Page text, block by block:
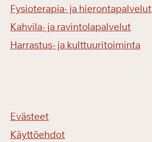
Fysioterapia- ja hierontapalvelut
Kahvila- ja ravintolapalvelut
Harrastus- ja kulttuuritoiminta
Evästeet
Käyttöehdot